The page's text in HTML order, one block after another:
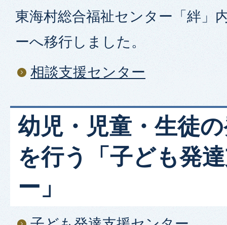
東海村総合福祉センター「絆」
ーへ移行しました。
相談支援センター
幼児・児童・生徒
を行う「子ども発
ー」